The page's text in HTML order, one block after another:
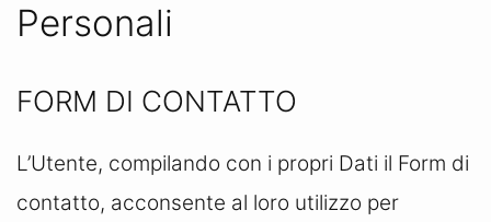
Personali
FORM DI CONTATTO
L’Utente, compilando con i propri Dati il Form di
contatto, acconsente al loro utilizzo per